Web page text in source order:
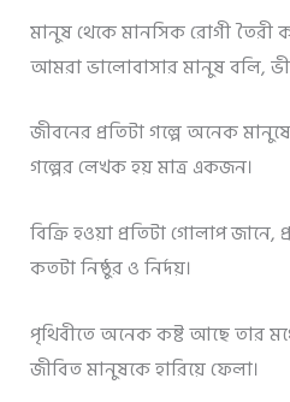
মানুষ থেকে মানসিক রোগী তৈরী
আমরা ভালোবাসার মানুষ বলি,
জীবনের প্রতিটা গল্পে অনেক
গল্পের লেখক হয় মাত্র একজন।
বিক্রি হওয়া প্রতিটা গোলাপ
কতটা নিষ্ঠুর ও নির্দয়।
পৃথিবীতে অনেক কষ্ট আছে তার
জীবিত মানুষকে হারিয়ে ফেলা।